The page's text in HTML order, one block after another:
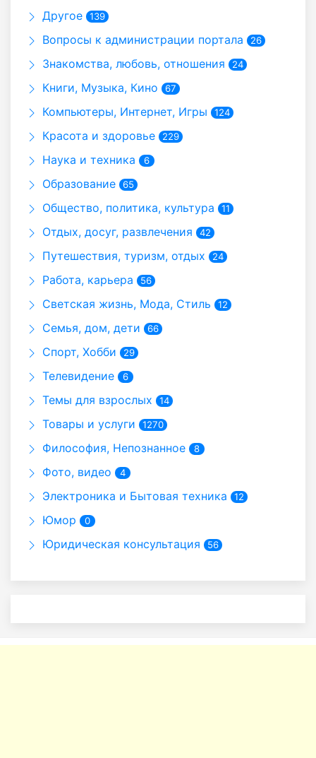
Другое 139
Вопросы к администрации портала 26
Знакомства, любовь, отношения 24
Книги, Музыка, Кино 67
Компьютеры, Интернет, Игры 124
Красота и здоровье 229
Наука и техника 6
Образование 65
Общество, политика, культура 11
Отдых, досуг, развлечения 42
Путешествия, туризм, отдых 24
Работа, карьера 56
Светская жизнь, Мода, Стиль 12
Семья, дом, дети 66
Спорт, Хобби 29
Телевидение 6
Темы для взрослых 14
Товары и услуги 1270
Философия, Непознанное 8
Фото, видео 4
Электроника и Бытовая техника 12
Юмор 0
Юридическая консультация 56